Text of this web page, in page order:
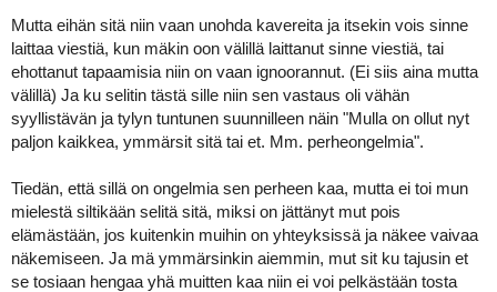
Mutta eihän sitä niin vaan unohda kavereita ja itsekin vois sinne
laittaa viestiä, kun mäkin oon välillä laittanut sinne viestiä, tai
ehottanut tapaamisia niin on vaan ignoorannut. (Ei siis aina mutta
välillä) Ja ku selitin tästä sille niin sen vastaus oli vähän
syyllistävän ja tylyn tuntunen suunnilleen näin "Mulla on ollut nyt
paljon kaikkea, ymmärsit sitä tai et. Mm. perheongelmia".
Tiedän, että sillä on ongelmia sen perheen kaa, mutta ei toi mun
mielestä siltikään selitä sitä, miksi on jättänyt mut pois
elämästään, jos kuitenkin muihin on yhteyksissä ja näkee vaivaa
näkemiseen. Ja mä ymmärsinkin aiemmin, mut sit ku tajusin et
se tosiaan hengaa yhä muitten kaa niin ei voi pelkästään tosta